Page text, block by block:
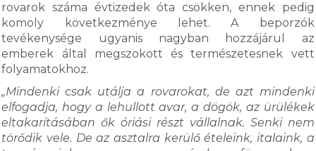
rovarok száma évtizedek óta csökken, ennek pedig
komoly következménye lehet. A beporzók
tevékenysége ugyanis nagyban hozzájárul az
emberek által megszokott és természetesnek vett
folyamatokhoz.
„Mindenki csak utálja a rovarokat, de azt mindenki
elfogadja, hogy a lehullott avar, a dögök, az ürülékek
eltakarításában ők óriási részt vállalnak. Senki nem
törődik vele. De az asztalra kerülő ételeink, italaink, a